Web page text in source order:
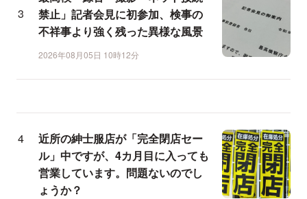
禁止」記者会見に初参加、検事の
不祥事より強く残った異様な風景
2026年08月05日 10時12分
近所の紳士服店が「完全閉店セー
ル」中ですが、4カ月目に入っても
営業しています。問題ないのでし
ょうか？